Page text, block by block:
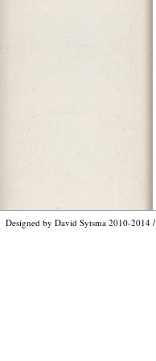
Designed by David Sytsma 2010-2014 /